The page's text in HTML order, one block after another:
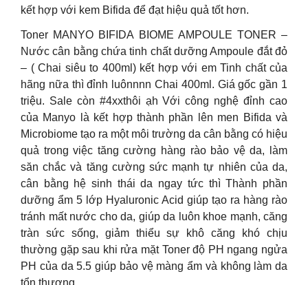
kết hợp với kem Bifida để đạt hiệu quả tốt hơn.
Toner MANYO BIFIDA BIOME AMPOULE TONER –
Nước cân bằng chứa tinh chất dưỡng Ampoule đắt đỏ
– ( Chai siêu to 400ml) kết hợp với em Tinh chất của
hãng nữa thì đỉnh luônnnn Chai 400ml. Giá gốc gần 1
triệu. Sale còn #4xxthôi ạh Với công nghệ đỉnh cao
của Manyo là kết hợp thành phần lên men Bifida và
Microbiome tạo ra một môi trường da cân bằng có hiệu
quả trong việc tăng cường hàng rào bảo vệ da, làm
săn chắc và tăng cường sức mạnh tự nhiên của da,
cân bằng hệ sinh thái da ngay tức thì Thành phần
dưỡng ẩm 5 lớp Hyaluronic Acid giúp tạo ra hàng rào
tránh mất nước cho da, giúp da luôn khoe mạnh, căng
tràn sức sống, giảm thiểu sự khô căng khó chịu
thường gặp sau khi rửa mặt Toner độ PH ngang ngửa
PH của da 5.5 giúp bảo vệ màng ẩm và không làm da
tổn thương